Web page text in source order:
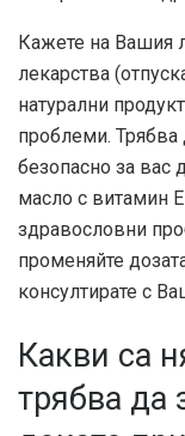
Кажете на Вашия
лекарства
натурални
проблеми. Трябва
безопасно за вас
масло с витамин
здравословни
променяйте
консултирате с
Какви са
трябва да